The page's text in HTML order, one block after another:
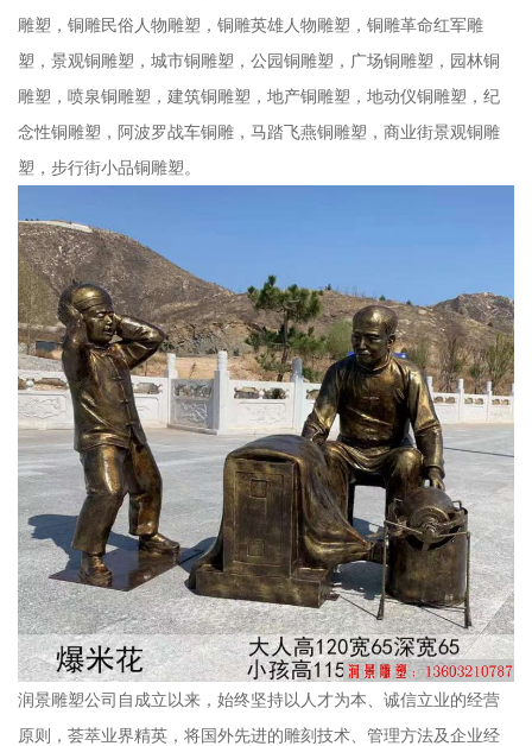
雕塑，铜雕民俗人物雕塑，铜雕英雄人物雕塑，铜雕革命红军雕
塑，景观铜雕塑，城市铜雕塑，公园铜雕塑，广场铜雕塑，园林铜
雕塑，喷泉铜雕塑，建筑铜雕塑，地产铜雕塑，地动仪铜雕塑，纪
念性铜雕塑，阿波罗战车铜雕，马踏飞燕铜雕塑，商业街景观铜雕
塑，步行街小品铜雕塑。
润景雕塑公司自成立以来，始终坚持以人才为本、诚信立业的经营
原则，荟萃业界精英，将国外先进的雕刻技术、管理方法及企业经